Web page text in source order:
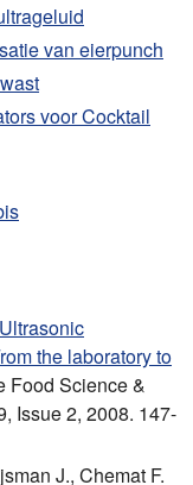
van eierpunch
voor Cocktail
Ultrasonic
the laboratory to
Food Science &
Issue 2, 2008. 147-
J., Chemat F.